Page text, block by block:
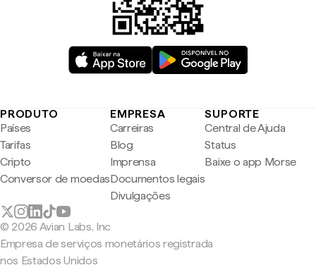
PRODUTO
Países
Tarifas
Cripto
Conversor de moedas
EMPRESA
Carreiras
Blog
Imprensa
Documentos legais
Divulgações
SUPORTE
Central de Ajuda
Status
Baixe o app Morse
© 2026 Avian Labs, Inc
Empresa de serviços monetários registrada
nos Estados Unidos